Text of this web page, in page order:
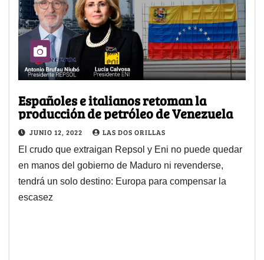
Españoles e italianos retoman la
producción de petróleo de Venezuela
JUNIO 12, 2022 LAS DOS ORILLAS
El crudo que extraigan Repsol y Eni no puede quedar
en manos del gobierno de Maduro ni revenderse,
tendrá un solo destino: Europa para compensar la
escasez